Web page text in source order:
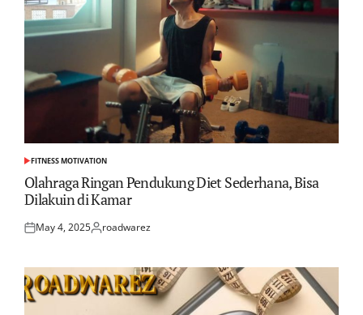
POSTED
IN
FITNESS MOTIVATION
Olahraga Ringan Pendukung Diet Sederhana, Bisa
Dilakuin di Kamar
Posted
May 4, 2025Posted
roadwarez